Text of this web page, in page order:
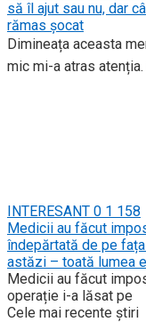
să îl ajut sau nu, dar
rămas șocat
Dimineața aceasta
mic mi-a atras atenția.
INTERESANT 0 1 158
Medicii au făcut
îndepărtată de pe
astăzi – toată lumea
Medicii au făcut
operație i-a lăsat pe
Cele mai recente știri